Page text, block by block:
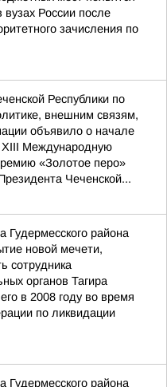
России после
зачисления по
Республики по
внешним связям,
объявило о начале
XIII Международную
«Золотое перо»
Чеченской...
Гудермесского района
новой мечети,
сотрудника
органов Тагира
в 2008 году во время
по ликвидации
Гудермесского района